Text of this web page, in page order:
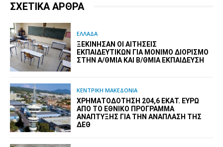
ΣΧΕΤΙΚΑ ΑΡΘΡΑ
ΕΛΛΑΔΑ
ΞΕΚΊΝΗΣΑΝ ΟΙ ΑΙΤΉΣΕΙΣ
ΕΚΠΑΙΔΕΥΤΙΚΏΝ ΓΙΑ ΜΌΝΙΜΟ ΔΙΟΡΙΣΜΌ
ΣΤΗΝ Α/ΘΜΙΑ ΚΑΙ Β/ΘΜΙΑ ΕΚΠΑΊΔΕΥΣΗ
ΚΕΝΤΡΙΚΗ ΜΑΚΕΔΟΝΙΑ
ΧΡΗΜΑΤΟΔΌΤΗΣΗ 204,6 ΕΚΑΤ. ΕΥΡΏ
ΑΠΌ ΤΟ ΕΘΝΙΚΌ ΠΡΌΓΡΑΜΜΑ
ΑΝΆΠΤΥΞΗΣ ΓΙΑ ΤΗΝ ΑΝΆΠΛΑΣΗ ΤΗΣ
ΔΕΘ